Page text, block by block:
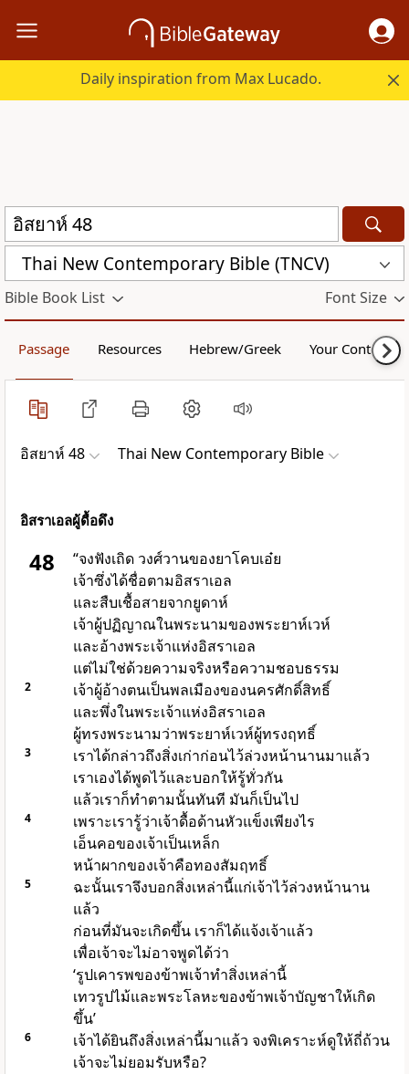
Daily inspiration from Max Lucado.
Thai New Contemporary Bible (TNCV)
Bible Book List Font Size
Passage Resources Hebrew/Greek Your Content
อิสยาห์ 48 Thai New Contemporary Bible
อิสราเอลผู้ดื้อดึง
48
“จงฟังเถิด วงศ์วานของยาโคบเอ๋ย
เจ้าซึ่งได้ชื่อตามอิสราเอล
และสืบเชื้อสายจากยูดาห์
เจ้าผู้ปฏิญาณในพระนามของพระยาห์เวห์
และอ้างพระเจ้าแห่งอิสราเอล
แต่ไม่ใช่ด้วยความจริงหรือความชอบธรรม
2
เจ้าผู้อ้างตนเป็นพลเมืองของนครศักดิ์สิทธิ์
และพึ่งในพระเจ้าแห่งอิสราเอล
ผู้ทรงพระนามว่าพระยาห์เวห์ผู้ทรงฤทธิ์
3
เราได้กล่าวถึงสิ่งเก่าก่อนไว้ล่วงหน้านานมาแล้ว
เราเองได้พูดไว้และบอกให้รู้ทั่วกัน
แล้วเราก็ทำตามนั้นทันที มันก็เป็นไป
4
เพราะเรารู้ว่าเจ้าดื้อด้านหัวแข็งเพียงไร
เอ็นคอของเจ้าเป็นเหล็ก
หน้าผากของเจ้าคือทองสัมฤทธิ์
5
ฉะนั้นเราจึงบอกสิ่งเหล่านี้แก่เจ้าไว้ล่วงหน้านาน
แล้ว
ก่อนที่มันจะเกิดขึ้น เราก็ได้แจ้งเจ้าแล้ว
เพื่อเจ้าจะไม่อาจพูดได้ว่า
‘รูปเคารพของข้าพเจ้าทำสิ่งเหล่านี้
เทวรูปไม้และพระโลหะของข้าพเจ้าบัญชาให้เกิด
ขึ้น’
6
เจ้าได้ยินถึงสิ่งเหล่านี้มาแล้ว จงพิเคราะห์ดูให้ถี่ถ้วน
เจ้าจะไม่ยอมรับหรือ?